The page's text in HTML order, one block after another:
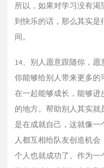
所以，如果对学习没有
到快乐的话，那么其实
间。
14、别人愿意跟随你，
你能够给别人带来更多
在一起能够成长，能够
的地方。帮助别人其实
是在成就自己，这就像
人都互相给队友创造机
个人也就成功了。作为一